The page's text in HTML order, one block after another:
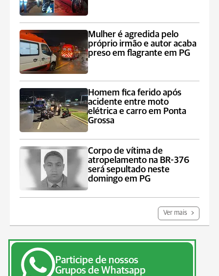
Mulher é agredida pelo
próprio irmão e autor acaba
preso em flagrante em PG
Homem fica ferido após
acidente entre moto
elétrica e carro em Ponta
Grossa
Corpo de vítima de
atropelamento na BR-376
será sepultado neste
domingo em PG
Ver mais
Participe de nossos
Grupos de Whatsapp